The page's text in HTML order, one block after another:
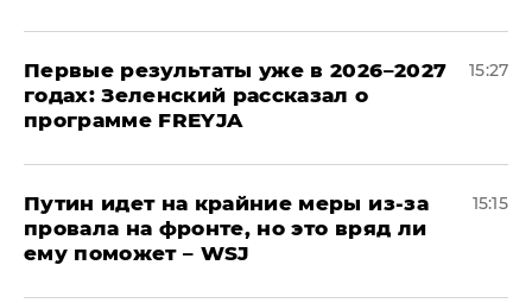
Первые результаты уже в 2026–2027
годах: Зеленский рассказал о
программе FREYJA
15:27
Путин идет на крайние меры из-за
провала на фронте, но это вряд ли
ему поможет – WSJ
15:15